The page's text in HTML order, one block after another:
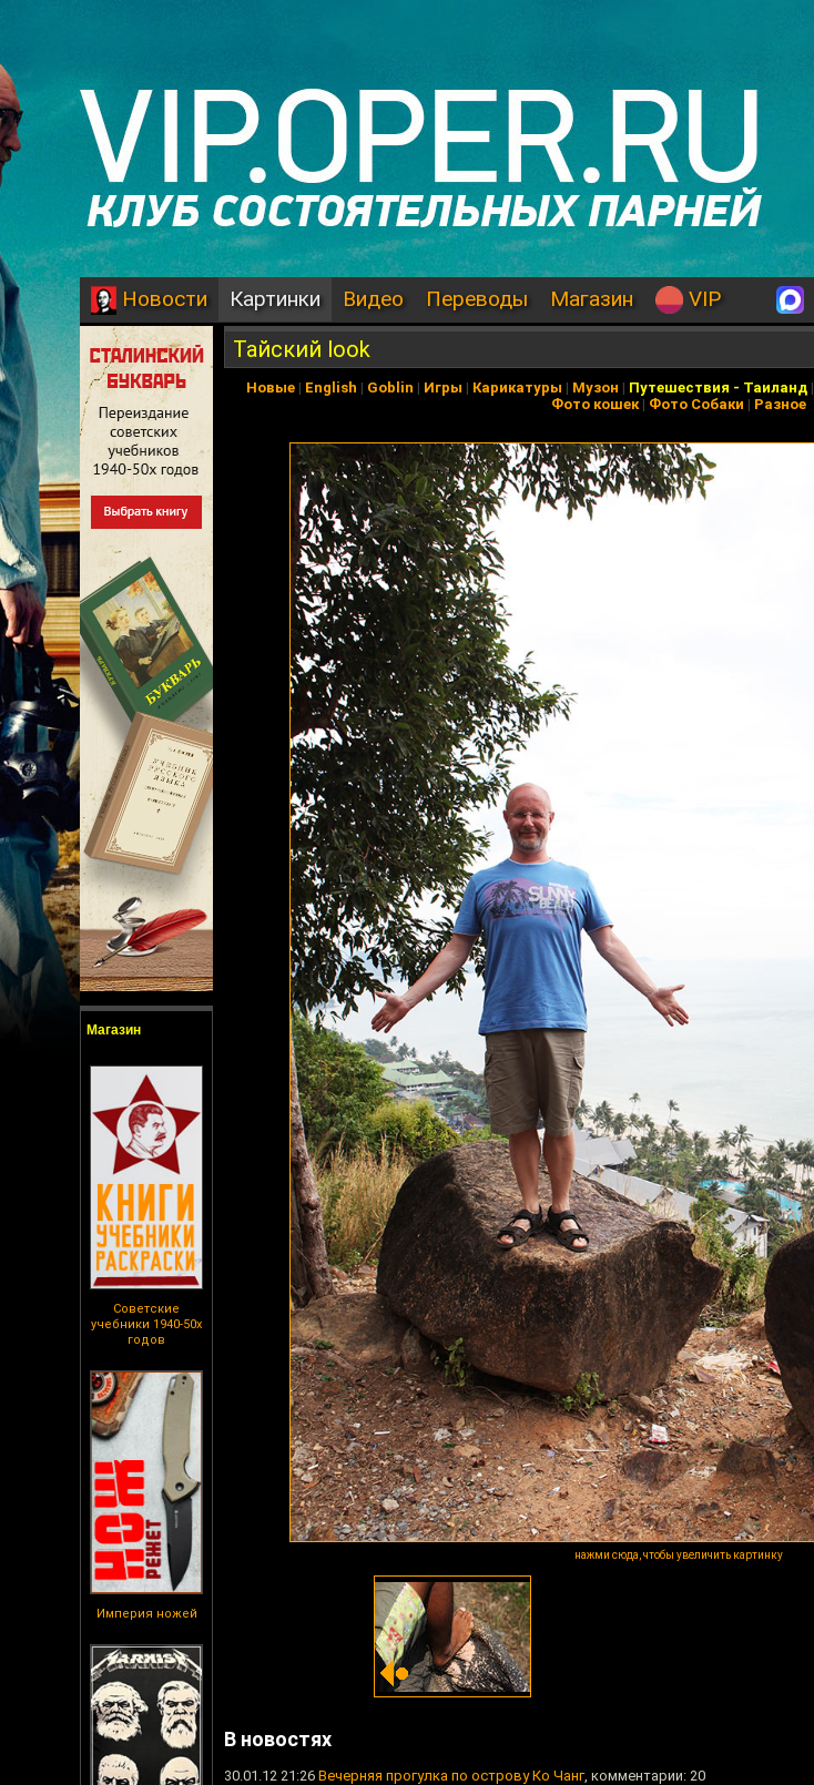
Новости Картинки Видео Переводы Магазин VIP
Магазин
Советские
учебники 1940-50х
годов
Империя ножей
Тайский look
Новые| English | Goblin | Игры | Карикатуры | Музон | Путешествия - Таиланд|
Фото кошек| Фото Собаки | Разное
нажми сюда, чтобы увеличить картинку
В новостях
30.01.12 21:26 Вечерняя прогулка по острову Ко Чанг, комментарии: 20